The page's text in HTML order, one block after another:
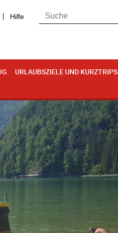
Hilfe
URLAUBSZIELE UND KURZTRIPS